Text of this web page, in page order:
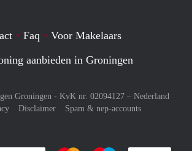
Faq
Voor Makelaars
aanbieden in Groningen
Groningen - KvK nr. 02094127 – Nederland
Disclaimer
Spam & nep-accounts